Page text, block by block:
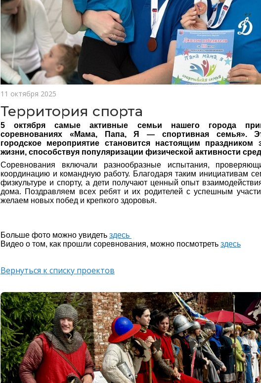
11 октября 2025
Территория спорта
5 октября самые активные семьи нашего города
соревнованиях «Мама, Папа, Я — спортивная семья».
городское мероприятие становится настоящим праздником
жизни, способствуя популяризации физической активности
Соревнования включали разнообразные испытания,
координацию и командную работу. Благодаря таким инициативам
физкультуре и спорту, а дети получают ценный опыт
дома. Поздравляем всех ребят и их родителей с успешным
желаем новых побед и крепкого здоровья.
Больше фото можно увидеть здесь
Видео о том, как прошли соревнования, можно посмотреть здесь
Вернуться к списку проектов